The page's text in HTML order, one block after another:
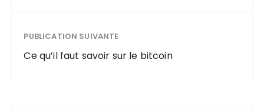
PUBLICATION SUIVANTE
Ce qu’il faut savoir sur le bitcoin